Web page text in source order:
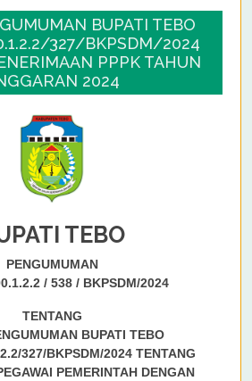
BUPATI TEBO
327/BKPSDM/2024
PPPK TAHUN
2024
TEBO
PENGUMUMAN
/ 538 / BKPSDM/2024
TENTANG
BUPATI TEBO
327/BKPSDM/2024 TENTANG
PEMERINTAH DENGAN